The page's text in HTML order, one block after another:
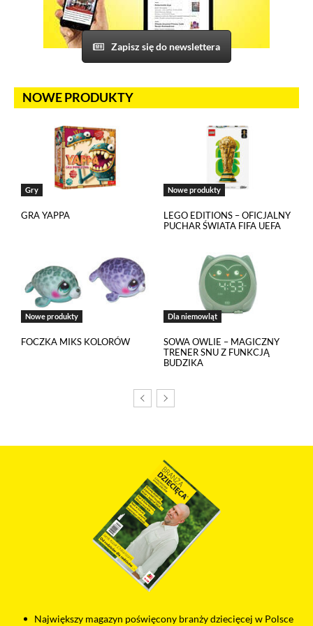
Zapisz się do newslettera
NOWE PRODUKTY
Gry
GRA YAPPA
Nowe produkty
LEGO EDITIONS – OFICJALNY
PUCHAR ŚWIATA FIFA UEFA
Nowe produkty
FOCZKA MIKS KOLORÓW
Dla niemowląt
SOWA OWLIE – MAGICZNY
TRENER SNU Z FUNKCJĄ
BUDZIKA
Największy magazyn poświęcony branży dziecięcej w Polsce
do swojego prawidłowego działania pliki cookies pochodzące
od ich dostawców. Dostawcy mogą uzyskiwać dostęp
do informacji gromadzonych w plikach cookies. Możesz
wyłączyć pliki cookies związane z odtwarzaczami, ale wtedy
nie będziesz w stanie obejrzeć treści osadzonych w formie